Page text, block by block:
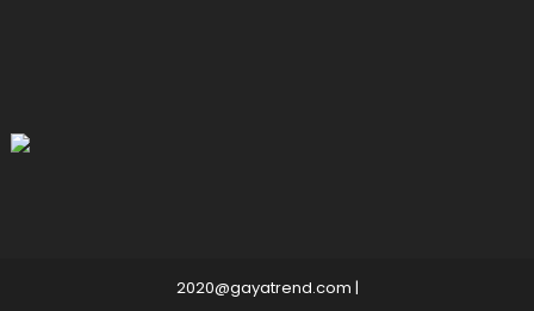
2020@gayatrend.com |